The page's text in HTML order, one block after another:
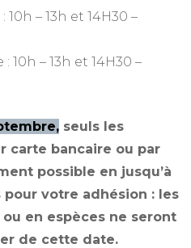
– 13h et 14H30 –
– 13h et 14H30 –
seuls les
carte bancaire ou par
possible en jusqu’à
votre adhésion : les
en espèces ne seront
de cette date.